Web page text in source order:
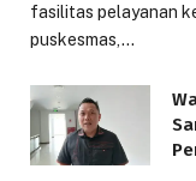
fasilitas pelayanan
puskesmas,…